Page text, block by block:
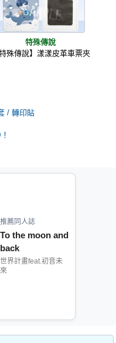
特殊傳說
特殊傳說】漾漾皮革車票夾
/ 轉印貼
推薦同人誌
To the moon and
back
世界計畫feat.初音未
來